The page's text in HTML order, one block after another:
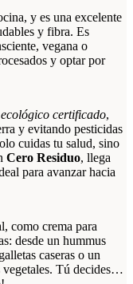
y es una excelente
y fibra. Es
vegana o
y optar por
certificado,
y evitando pesticidas
cuidas tu salud, sino
Cero Residuo, llega
para avanzar hacia
como crema para
desde un hummus
caseras o un
vegetales. Tú decides…